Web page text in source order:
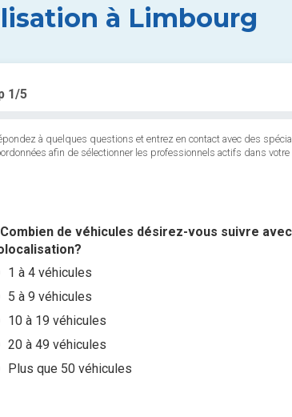
à Limbourg
1/5
à quelques questions et entrez en contact avec des
afin de sélectionner les professionnels actifs dans votre
de véhicules désirez-vous suivre
1 à 4 véhicules
5 à 9 véhicules
10 à 19 véhicules
20 à 49 véhicules
Plus que 50 véhicules